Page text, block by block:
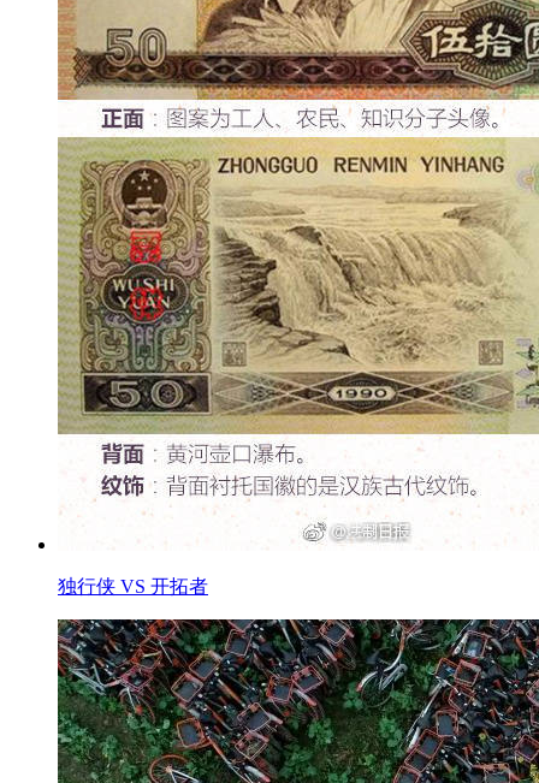
独行侠 VS 开拓者